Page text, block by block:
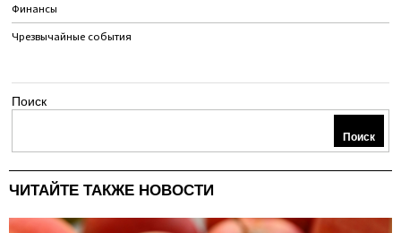
Финансы
Чрезвычайные события
Поиск
Поиск
ЧИТАЙТЕ ТАКЖЕ НОВОСТИ